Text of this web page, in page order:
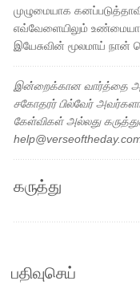
முழுமையாக
எவ்வேளையிலும்
இயேசுவின் மூலமாய் நான்
இன்றைக்கான வார்த்தை
சகோதரர் பில்வேர்
கேள்விகள் அல்லது
கருத்து
பதிவுசெய்